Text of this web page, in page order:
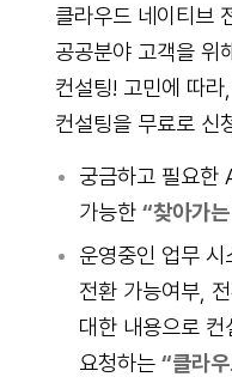
클라우드 네이티브
공공분야 고객을 위
컨설팅! 고민에 따
컨설팅을 무료로 신
궁금하고 필요한
가능한 “찾아가
운영중인 업무
전환 가능여부,
대한 내용으로
요청하는 “클라